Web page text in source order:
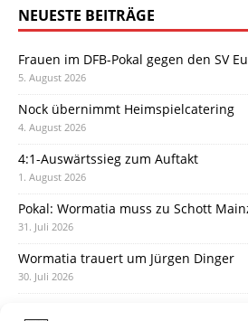
NEUESTE BEITRÄGE
Frauen im DFB-Pokal gegen den SV
5. August 2026
Nock übernimmt Heimspielcatering
4. August 2026
4:1-Auswärtssieg zum Auftakt
1. August 2026
Pokal: Wormatia muss zu Schott
31. Juli 2026
Wormatia trauert um Jürgen Dinger
30. Juli 2026